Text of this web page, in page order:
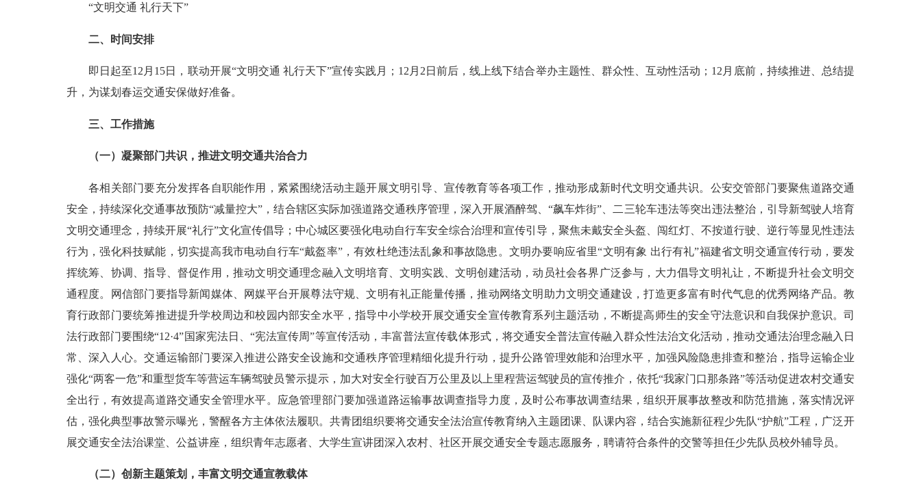
“文明交通 礼行天下”
二、时间安排
即日起至12月15日，联动开展“文明交通 礼行天下”宣传实践月；12月2日前后，线上线下结合举办主题性、群众性、互动性活动；12月底前，持续推进、总结提
升，为谋划春运交通安保做好准备。
三、工作措施
（一）凝聚部门共识，推进文明交通共治合力
各相关部门要充分发挥各自职能作用，紧紧围绕活动主题开展文明引导、宣传教育等各项工作，推动形成新时代文明交通共识。公安交管部门要聚焦道路交通
安全，持续深化交通事故预防“减量控大”，结合辖区实际加强道路交通秩序管理，深入开展酒醉驾、“飙车炸街”、二三轮车违法等突出违法整治，引导新驾驶人培育
文明交通理念，持续开展“礼行”文化宣传倡导；中心城区要强化电动自行车安全综合治理和宣传引导，聚焦未戴安全头盔、闯红灯、不按道行驶、逆行等显见性违法
行为，强化科技赋能，切实提高我市电动自行车“戴盔率”，有效杜绝违法乱象和事故隐患。文明办要响应省里“文明有象 出行有礼”福建省文明交通宣传行动，要发
挥统筹、协调、指导、督促作用，推动文明交通理念融入文明培育、文明实践、文明创建活动，动员社会各界广泛参与，大力倡导文明礼让，不断提升社会文明交
通程度。网信部门要指导新闻媒体、网媒平台开展尊法守规、文明有礼正能量传播，推动网络文明助力文明交通建设，打造更多富有时代气息的优秀网络产品。教
育行政部门要统筹推进提升学校周边和校园内部安全水平，指导中小学校开展交通安全宣传教育系列主题活动，不断提高师生的安全守法意识和自我保护意识。司
法行政部门要围绕“12·4”国家宪法日、“宪法宣传周”等宣传活动，丰富普法宣传载体形式，将交通安全普法宣传融入群众性法治文化活动，推动交通法治理念融入日
常、深入人心。交通运输部门要深入推进公路安全设施和交通秩序管理精细化提升行动，提升公路管理效能和治理水平，加强风险隐患排查和整治，指导运输企业
强化“两客一危”和重型货车等营运车辆驾驶员警示提示，加大对安全行驶百万公里及以上里程营运驾驶员的宣传推介，依托“我家门口那条路”等活动促进农村交通安
全出行，有效提高道路交通安全管理水平。应急管理部门要加强道路运输事故调查指导力度，及时公布事故调查结果，组织开展事故整改和防范措施，落实情况评
估，强化典型事故警示曝光，警醒各方主体依法履职。共青团组织要将交通安全法治宣传教育纳入主题团课、队课内容，结合实施新征程少先队“护航”工程，广泛开
展交通安全法治课堂、公益讲座，组织青年志愿者、大学生宣讲团深入农村、社区开展交通安全专题志愿服务，聘请符合条件的交警等担任少先队员校外辅导员。
（二）创新主题策划，丰富文明交通宣教载体